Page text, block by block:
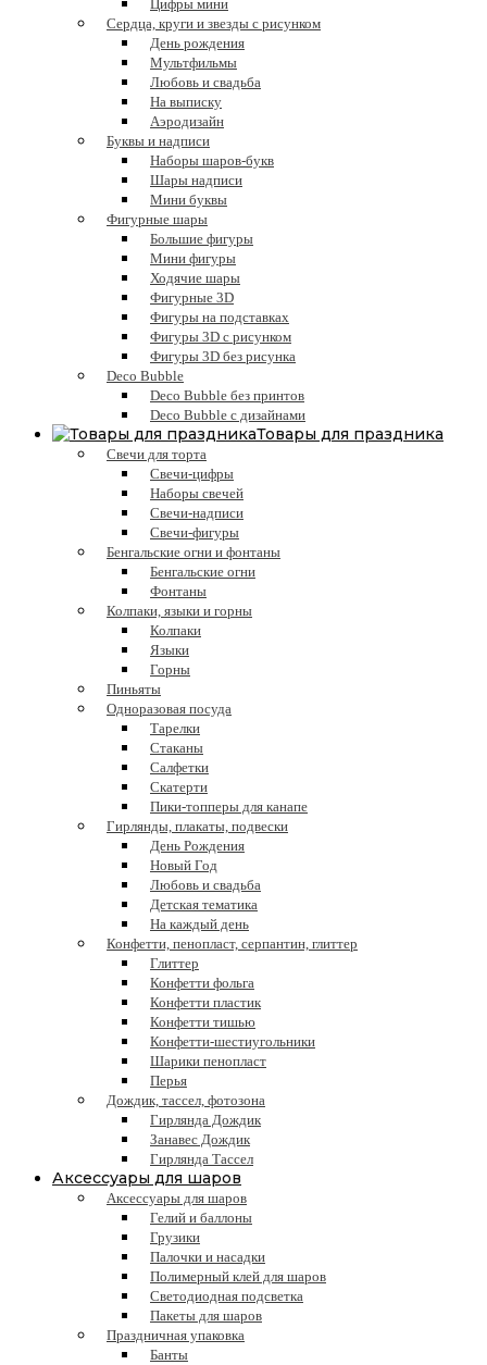
Цифры мини
Сердца, круги и звезды с рисунком
День рождения
Мультфильмы
Любовь и свадьба
На выписку
Аэродизайн
Буквы и надписи
Наборы шаров-букв
Шары надписи
Мини буквы
Фигурные шары
Большие фигуры
Мини фигуры
Ходячие шары
Фигурные 3D
Фигуры на подставках
Фигуры 3D с рисунком
Фигуры 3D без рисунка
Deco Bubble
Deco Bubble без принтов
Deco Bubble с дизайнами
Товары для праздника
Свечи для торта
Свечи-цифры
Наборы свечей
Свечи-надписи
Свечи-фигуры
Бенгальские огни и фонтаны
Бенгальские огни
Фонтаны
Колпаки, языки и горны
Колпаки
Языки
Горны
Пиньяты
Одноразовая посуда
Тарелки
Стаканы
Салфетки
Скатерти
Пики-топперы для канапе
Гирлянды, плакаты, подвески
День Рождения
Новый Год
Любовь и свадьба
Детская тематика
На каждый день
Конфетти, пенопласт, серпантин, глиттер
Глиттер
Конфетти фольга
Конфетти пластик
Конфетти тишью
Конфетти-шестиугольники
Шарики пенопласт
Перья
Дождик, тассел, фотозона
Гирлянда Дождик
Занавес Дождик
Гирлянда Тассел
Аксессуары для шаров
Аксессуары для шаров
Гелий и баллоны
Грузики
Палочки и насадки
Полимерный клей для шаров
Светодиодная подсветка
Пакеты для шаров
Праздничная упаковка
Банты